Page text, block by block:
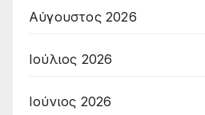
Αύγουστος 2026
Ιούλιος 2026
Ιούνιος 2026